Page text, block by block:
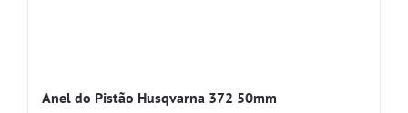
Anel do Pistão Husqvarna 372 50mm